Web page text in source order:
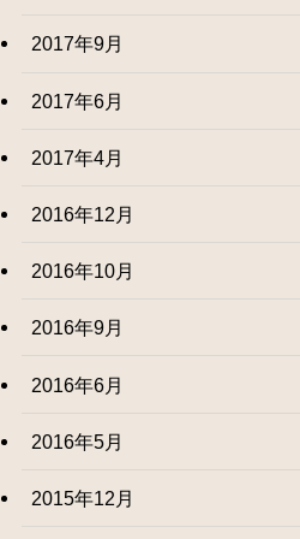
2017年9月
2017年6月
2017年4月
2016年12月
2016年10月
2016年9月
2016年6月
2016年5月
2015年12月